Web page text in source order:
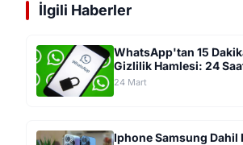
İlgili Haberler
WhatsApp'tan 15
Gizlilik Hamlesi: 24
Son Veren Güvenlik
24 Mart
Iphone Samsung Dahil